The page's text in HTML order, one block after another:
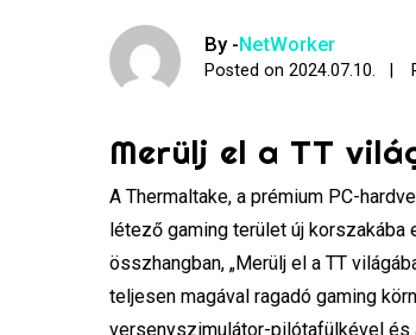
By -NetWorker
Posted on2024.07.10.
Merülj el a TT
A Thermaltake, a prémium PC-
létező gaming terület új korszakába
összhangban, „Merülj el a TT
teljesen magával ragadó gaming
versenyszimulátor-pilótafülkével és